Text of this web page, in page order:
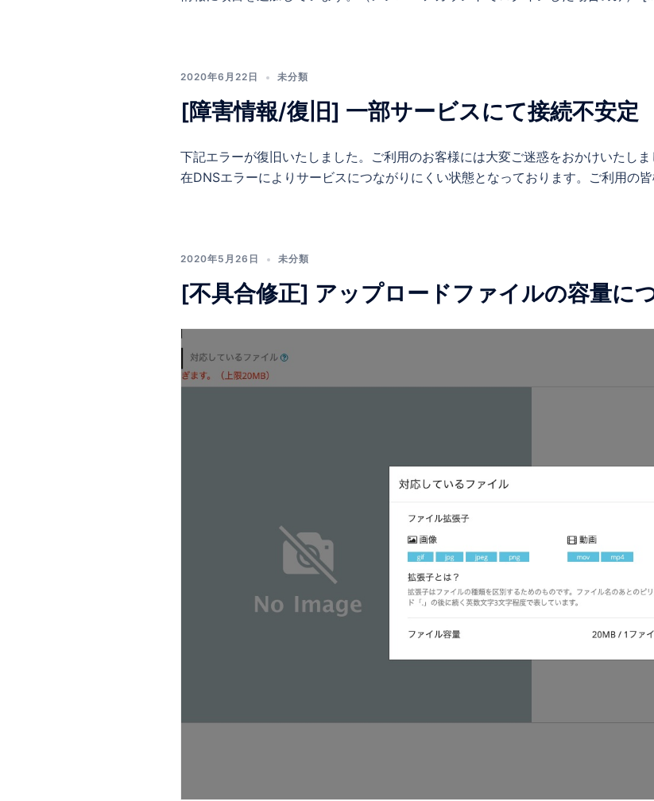
2020年6月22日 未分類
[障害情報/復旧] 一部サービスにて接続不安定
下記エラーが復旧いたしました。ご利用のお客様には大変ご迷惑をおかけいたし
在DNSエラーによりサービスにつながりにくい状態となっております。ご利用の
2020年5月26日 未分類
[不具合修正] アップロードファイルの容量に